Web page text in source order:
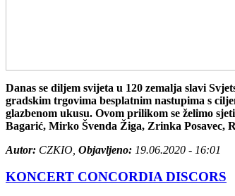
Danas se diljem svijeta u 120 zemalja slavi
gradskim trgovima besplatnim nastupima s
glazbenom ukusu. Ovom prilikom se želimo
Bagarić, Mirko Švenda Žiga, Zrinka Posavec,
Autor: CZKIO, Objavljeno: 19.06.2020 - 16:01
KONCERT CONCORDIA DISCORS